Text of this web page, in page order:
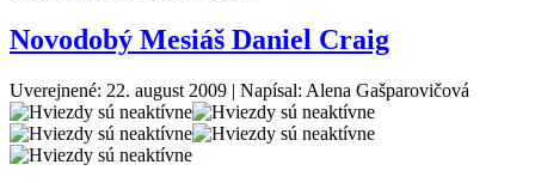
Novodobý Mesiáš Daniel Craig
Uverejnené: 22. august 2009 | Napísal: Alena Gašparovičová